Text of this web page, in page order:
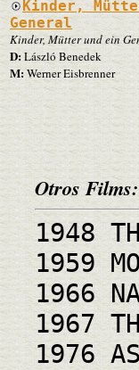
Kinder,
General
Kinder, Mütter und ein
D:László Benedek
M: Werner Eisbrenner
Otros Films:
1948
1959
1966
1967
1976